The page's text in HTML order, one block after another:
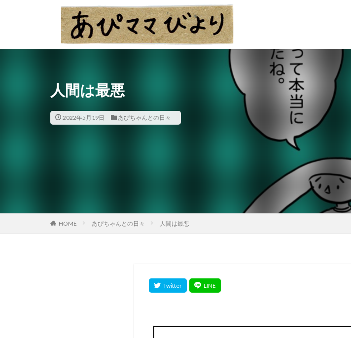
人間は最悪
2022年5月19日 あぴちゃんとの日々
HOME あぴちゃんとの日々 人間は最悪